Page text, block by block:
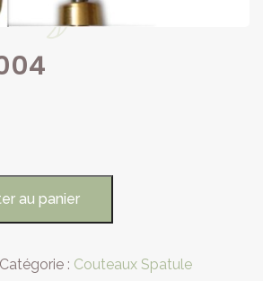
au panier
Catégorie : Couteaux Spatule